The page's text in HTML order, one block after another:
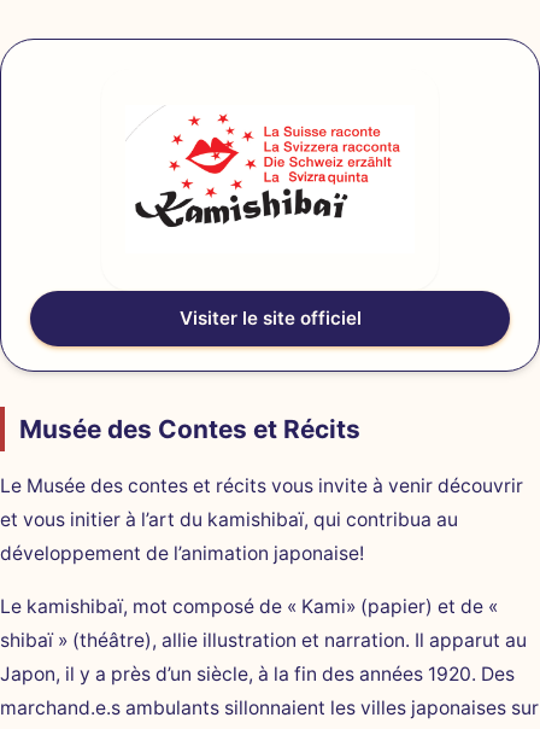
Visiter le site officiel
Musée des Contes et Récits
Le Musée des contes et récits vous invite à venir découvrir
et vous initier à l’art du kamishibaï, qui contribua au
développement de l’animation japonaise!
Le kamishibaï, mot composé de « Kami» (papier) et de «
shibaï » (théâtre), allie illustration et narration. Il apparut au
Japon, il y a près d’un siècle, à la fin des années 1920. Des
marchand.e.s ambulants sillonnaient les villes japonaises sur